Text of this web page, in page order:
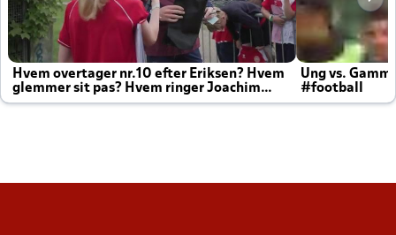
Hvem overtager nr.10 efter Eriksen? Hvem
glemmer sit pas? Hvem ringer Joachim
altid til efter kampe?
Ung vs.
#football